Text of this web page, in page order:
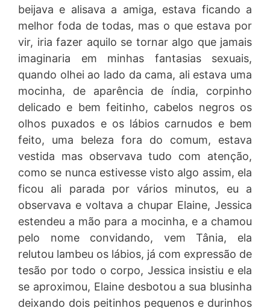
beijava e alisava a amiga, estava ficando a
melhor foda de todas, mas o que estava por
vir, iria fazer aquilo se tornar algo que jamais
imaginaria em minhas fantasias sexuais,
quando olhei ao lado da cama, ali estava uma
mocinha, de aparência de índia, corpinho
delicado e bem feitinho, cabelos negros os
olhos puxados e os lábios carnudos e bem
feito, uma beleza fora do comum, estava
vestida mas observava tudo com atenção,
como se nunca estivesse visto algo assim, ela
ficou ali parada por vários minutos, eu a
observava e voltava a chupar Elaine, Jessica
estendeu a mão para a mocinha, e a chamou
pelo nome convidando, vem Tânia, ela
relutou lambeu os lábios, já com expressão de
tesão por todo o corpo, Jessica insistiu e ela
se aproximou, Elaine desbotou a sua blusinha
deixando dois peitinhos pequenos e durinhos